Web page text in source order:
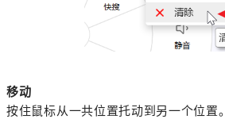
移动
按住鼠标从一共位置托动到另一个位置。